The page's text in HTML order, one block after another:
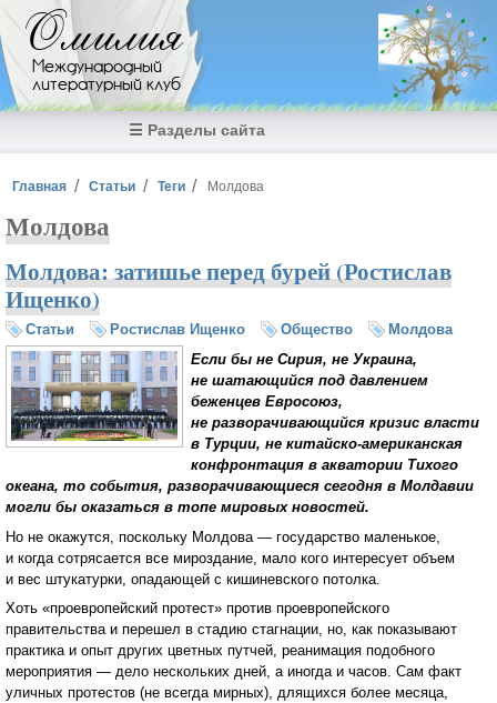
Перейти к основному содержанию
Омилия
Международный
литературный клуб
☰ Разделы сайта
Вы здесь
Главная Статьи Теги Молдова
Молдова
Молдова: затишье перед бурей (Ростислав
Ищенко)
Статьи Ростислав Ищенко Общество
Молдова
Если бы не Сирия, не Украина,
не шатающийся под давлением
беженцев Евросоюз,
не разворачивающийся кризис власти
в Турции, не китайско-американская
конфронтация в акватории Тихого
океана, то события, разворачивающиеся сегодня в Молдавии
могли бы оказаться в топе мировых новостей.
Но не окажутся, поскольку Молдова — государство маленькое,
и когда сотрясается все мироздание, мало кого интересует объем
и вес штукатурки, опадающей с кишиневского потолка.
Хоть «проевропейский протест» против проевропейского
правительства и перешел в стадию стагнации, но, как показывают
практика и опыт других цветных путчей, реанимация подобного
мероприятия — дело нескольких дней, а иногда и часов. Сам факт
уличных протестов (не всегда мирных), длящихся более месяца,